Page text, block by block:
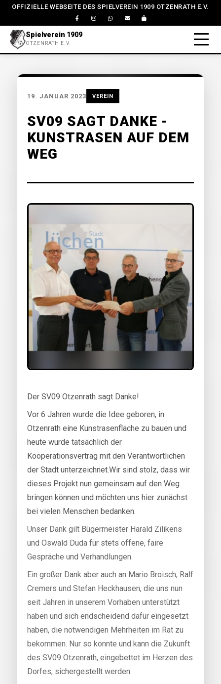
OFFIZIELLE WEBSEITE DES SPIELVEREIN 1909 OTZENRATH E.V.
Spielverein 1909
OTZENRATH E.V.
19. JANUAR 2023 VEREIN
SV09 SAGT DANKE -
KUNSTRASEN AUF DEM
WEG
Der SV09 Otzenrath sagt Danke!
Vor 6 Jahren wurde die Idee geboren, in
Otzenrath eine Kunstrasenfläche zu bauen und
heute wurde tatsächlich der
Kooperationsvertrag mit den Verantwortlichen
der Stadt unterzeichnet.Wir sind stolz, dass wir
dieses Projekt nun gemeinsam auf den Weg
bringen können und möchten uns hier zunächst
bei vielen Menschen bedanken.
Unser Dank gilt Bügermeister Harald Zilikens
und Oswald Duda für stets offene, faire
Gespräche und Verhandlungen.
Ein großer Dank aber auch an Mario Broisch, Ralf
Cremers und Stefan Heckhausen, die uns nun
seit Jahren in unserem Vorhaben unterstützt
haben und sich endscheidend dafür eingesetzt
haben, die notwendigen Mehrheiten im Rat zu
bekommen. Nur so konnte und kann die Zukunft
des SV09 Otzenrath, eingebettet im Herzen des
Dorfes, sichergestellt werden.